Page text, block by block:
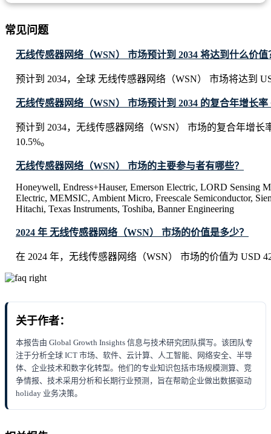
常见问题
无线传感器网络（WSN） 市场预计到 2034 将达到什么价值
预计到 2034，全球 无线传感器网络（WSN） 市场将达到
无线传感器网络（WSN） 市场预计到 2034 的复合年增长
预计到 2034，无线传感器网络（WSN） 市场的复合年增长
10.5%。
无线传感器网络（WSN） 市场的主要参与者有哪些？
Honeywell, Endress+Hauser, Emerson Electric, LORD Sensing
Electric, MEMSIC, Ambient Micro, Freescale Semiconductor,
Hitachi, Texas Instruments, Toshiba, Banner Engineering
2024 年 无线传感器网络（WSN） 市场的价值是多少？
在 2024 年，无线传感器网络（WSN） 市场的价值为 USD
关于作者：
本报告由 Global Growth Insights 信息与技术研究团队撰写。该团队专
注于分析全球 ICT 市场、软件、云计算、人工智能、网络安全、半导
体、企业技术和数字化转型。他们的专业知识包括市场规模测算、竞
争情报、技术采用分析和长期行业预测，旨在帮助企业做出数据驱动
holiday 业务决策。